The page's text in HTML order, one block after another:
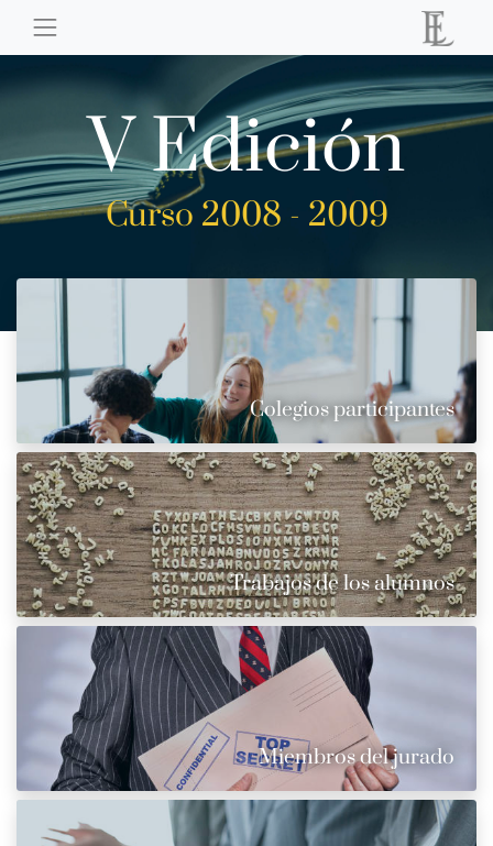
V Edición
Curso 2008 - 2009
Colegios participantes
Trabajos de los alumnos
Miembros del jurado